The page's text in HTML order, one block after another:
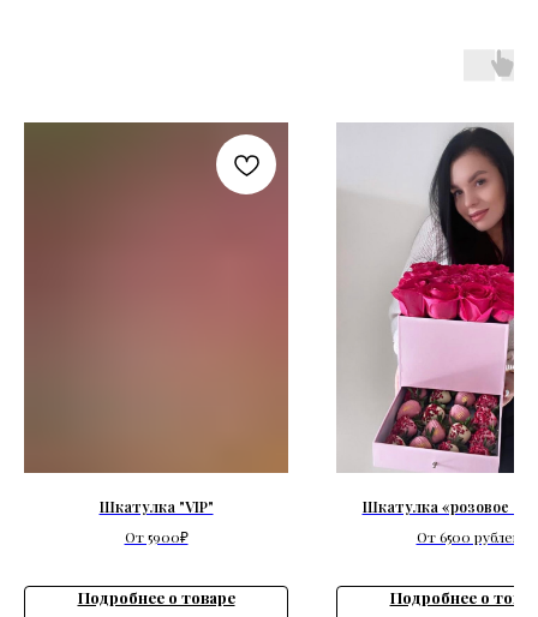
Шкатулка "VIP"
От 5900₽
Подробнее о товаре
Шкатулка «розовое
От 6500 рублей
Подробнее о